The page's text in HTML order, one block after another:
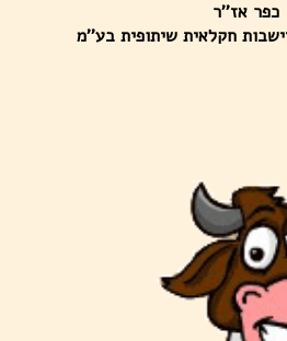
כפר אז''ר
חקלאית שיתופית בע''מ